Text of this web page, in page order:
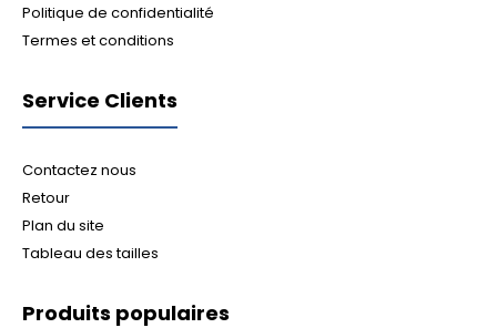
Politique de confidentialité
Termes et conditions
Service Clients
Contactez nous
Retour
Plan du site
Tableau des tailles
Produits populaires